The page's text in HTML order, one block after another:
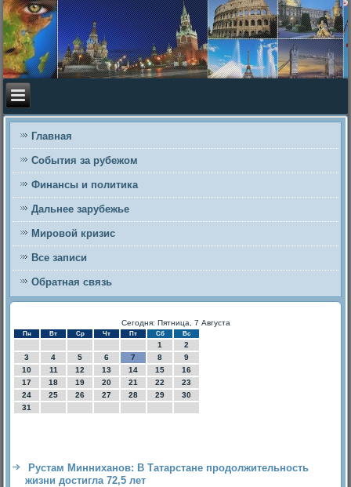
Главная
События за рубежом
Финансы и политика
Дальнее зарубежье
Мировой кризис
Все записи
Обратная связь
Сегодня: Пятница, 7 Августа
Пн Вт Ср Чт Пт Сб Вс
1
2
3
4 5 6 7 8
9
10
11 12 13 14 15
16
17
18 19 20 21 22
23
24
25 26 27 28 29
30
31
Рустам Минниханов: В Татарстане продолжительность
жизни достигла 72,5 лет